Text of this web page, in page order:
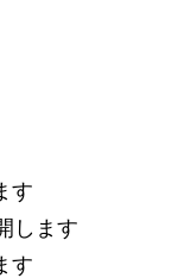
す
します
す